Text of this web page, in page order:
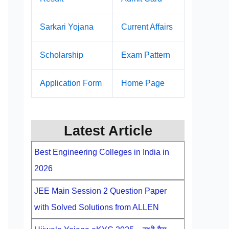
Sarkari Yojana Current Affairs
Scholarship Exam Pattern
Application Form Home Page
Latest Article
Best Engineering Colleges in India in
2026
JEE Main Session 2 Question Paper
with Solved Solutions from ALLEN